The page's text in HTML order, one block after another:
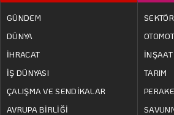
GÜNDEM
DÜNYA
İHRACAT
İŞ DÜNYASI
ÇALIŞMA VE SENDİKALAR
AVRUPA BİRLİĞİ
TARIM